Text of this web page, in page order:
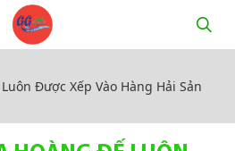
Được Xếp Vào Hàng Hải Sản